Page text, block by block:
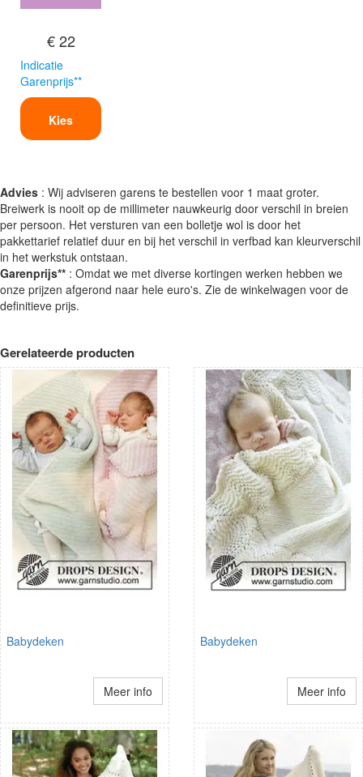
€ 22
Indicatie
Garenprijs**
Kies
Advies : Wij adviseren garens te bestellen voor 1 maat groter.
Breiwerk is nooit op de millimeter nauwkeurig door verschil in breien
per persoon. Het versturen van een bolletje wol is door het
pakkettarief relatief duur en bij het verschil in verfbad kan kleurverschil
in het werkstuk ontstaan.
Garenprijs** : Omdat we met diverse kortingen werken hebben we
onze prijzen afgerond naar hele euro's. Zie de winkelwagen voor de
definitieve prijs.
Gerelateerde producten
Babydeken
Meer info
Babydeken
Meer info